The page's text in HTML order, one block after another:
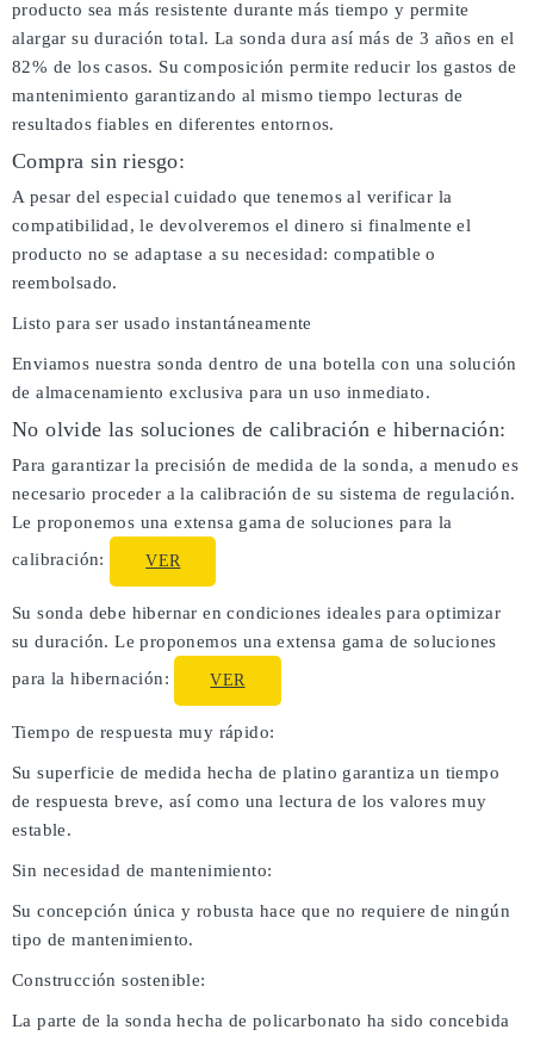
producto sea más resistente durante más tiempo y permite
alargar su duración total. La sonda dura así más de 3 años en el
82% de los casos. Su composición permite reducir los gastos de
mantenimiento garantizando al mismo tiempo lecturas de
resultados fiables en diferentes entornos.
Compra sin riesgo:
A pesar del especial cuidado que tenemos al verificar la
compatibilidad, le devolveremos el dinero si finalmente el
producto no se adaptase a su necesidad: compatible o
reembolsado.
Listo para ser usado instantáneamente
Enviamos nuestra sonda dentro de una botella con una solución
de almacenamiento exclusiva para un uso inmediato.
No olvide las soluciones de calibración e hibernación:
Para garantizar la precisión de medida de la sonda, a menudo es
necesario proceder a la calibración de su sistema de regulación.
Le proponemos una extensa gama de soluciones para la
calibración:
VER
Su sonda debe hibernar en condiciones ideales para optimizar
su duración. Le proponemos una extensa gama de soluciones
para la hibernación:
VER
Tiempo de respuesta muy rápido:
Su superficie de medida hecha de platino garantiza un tiempo
de respuesta breve, así como una lectura de los valores muy
estable.
Sin necesidad de mantenimiento:
Su concepción única y robusta hace que no requiere de ningún
tipo de mantenimiento.
Construcción sostenible:
La parte de la sonda hecha de policarbonato ha sido concebida